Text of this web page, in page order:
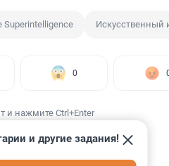
Superintelligence Искусственный
0
и нажмите Ctrl+Enter
и другие задания!